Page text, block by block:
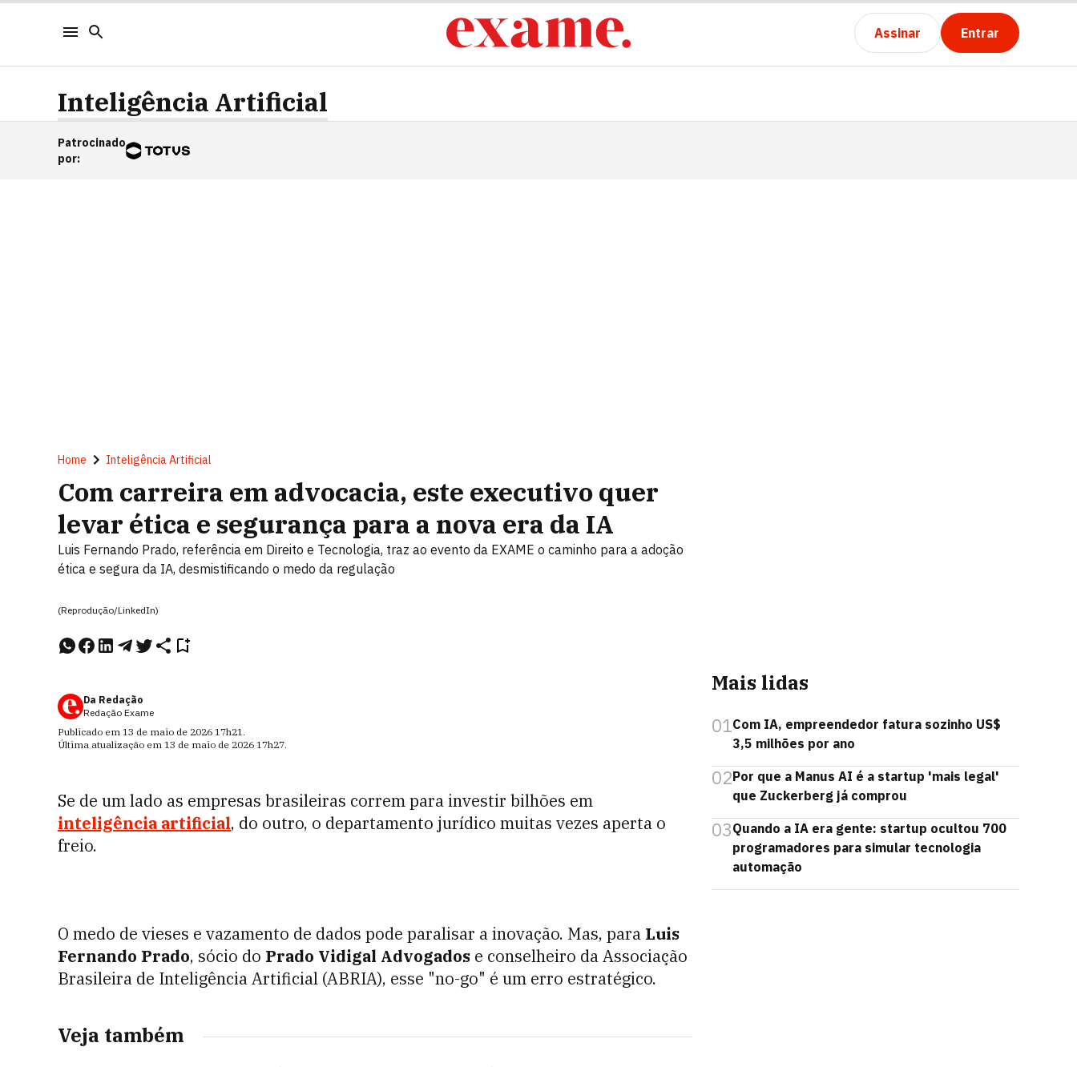
Assinar Entrar
Inteligência Artificial
Patrocinado
por:
Home Inteligência Artificial
Com carreira em advocacia, este executivo quer
levar ética e segurança para a nova era da IA
Luis Fernando Prado, referência em Direito e Tecnologia, traz ao evento da EXAME o caminho para a adoção
ética e segura da IA, desmistificando o medo da regulação
(Reprodução/LinkedIn)
Da Redação
Redação Exame
Publicado em 13 de maio de 2026 17h21.
Última atualização em 13 de maio de 2026 17h27.
Se de um lado as empresas brasileiras correm para investir bilhões em
inteligência artificial, do outro, o departamento jurídico muitas vezes aperta o
freio.
O medo de vieses e vazamento de dados pode paralisar a inovação. Mas, para Luis
Fernando Prado, sócio do Prado Vidigal Advogados e conselheiro da Associação
Brasileira de Inteligência Artificial (ABRIA), esse "no-go" é um erro estratégico.
Veja também
Mais lidas
01Com IA, empreendedor fatura sozinho US$
3,5 milhões por ano
02Por que a Manus AI é a startup 'mais legal'
que Zuckerberg já comprou
03Quando a IA era gente: startup ocultou 700
programadores para simular tecnologia
automação